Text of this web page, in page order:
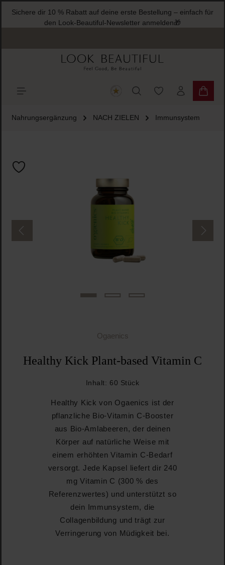
springen
Sichere dir 10 % Rabatt auf deine erste Bestellung – einfach für
den Look-Beautiful-Newsletter anmelden🎁
Du hast 0
Nahrungsergänzung NACH ZIELEN Immunsystem
Ogaenics
Healthy Kick Plant-based Vitamin C
Inhalt: 60 Stück
Healthy Kick von Ogaenics ist der
pflanzliche Bio-Vitamin C-Booster
aus Bio-Amlabeeren, der deinen
Körper auf natürliche Weise mit
einem erhöhten Vitamin C-Bedarf
versorgt. Jede Kapsel liefert dir 240
mg Vitamin C (300 % des
Referenzwertes) und unterstützt so
dein Immunsystem, die
Collagenbildung und trägt zur
Verringerung von Müdigkeit bei.